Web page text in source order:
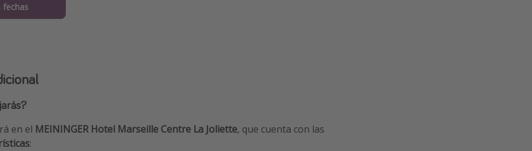
fechas
en el MEININGER Hotel Marseille Centre La Joliette, que cuenta con las
: